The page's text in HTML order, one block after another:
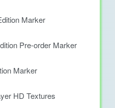
Marker
Pre-order Marker
Marker
HD Textures